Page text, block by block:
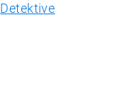
Detektive